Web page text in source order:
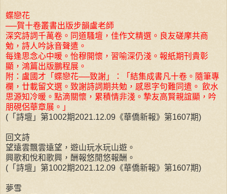
蝶戀花
──賀十卷叢書出版步韻盧老師
深究詩詞千萬卷。同道騷壇，佳作文精選。良友磋摩共商
勉，詩人吟詠音聲遣。
每逢思念心中暖。怡穆開懷，習喻深仍淺。報紙期刊貴彰
顯，鴻篇出版鵬程展。
附：盧國才「蝶戀花──致謝」：「結集成書凡十卷。隨筆專
欄，廿載留文選。致謝詩詞期共勉，感恩字句難同遣。 飲水
思源知冷暖。點滴關懷，累積情非淺。摯友高賢親誼顯，吟
朋硯侶華章展。」
(「詩壇」第1002期2021.12.09《華僑新報》第1607期)
回文詩
望遠雲飄雲遠望，遊山玩水玩山遊。
興歌和悅和歌興，酬報悠閒悠報酬。
(「詩壇」第1002期2021.12.09《華僑新報》第1607期)
夢雪